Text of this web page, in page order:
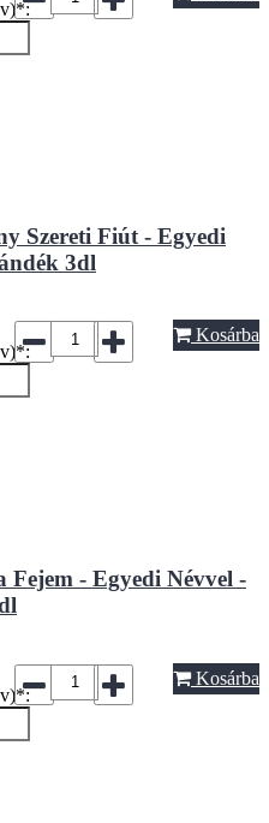
Szereti Fiút - Egyedi
3dl
Kosárba
Fejem - Egyedi Névvel -
Kosárba